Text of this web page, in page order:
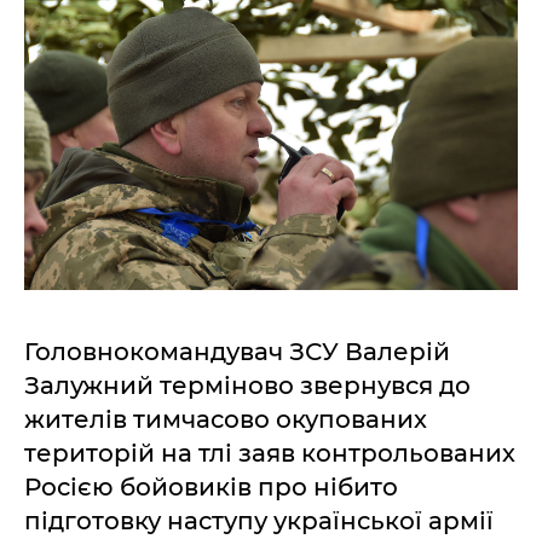
Головнокомандувач ЗСУ Валерій
Залужний терміново звернувся до
жителів тимчасово окупованих
територій на тлі заяв контрольованих
Росією бойовиків про нібито
підготовку наступу української армії